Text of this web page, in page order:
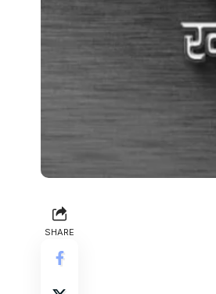
SHARE